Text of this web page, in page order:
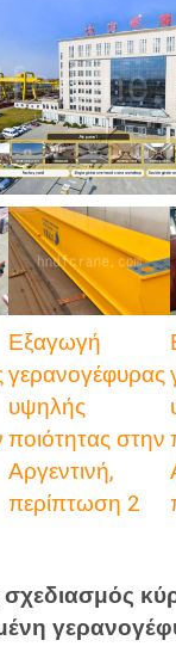
Εξαγωγή
γερανογέφυρας
υψηλής
ποιότητας στην
Αργεντινή,
περίπτωση 2